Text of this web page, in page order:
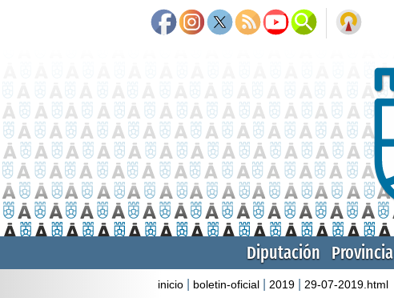
Diputación Provincia
inicio boletin-oficial 2019 29-07-2019.html